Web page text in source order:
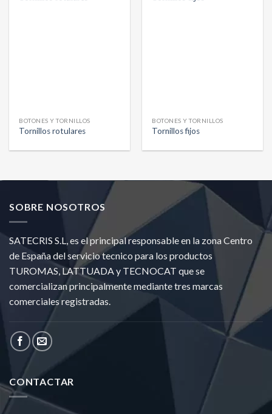
BOTONES Y TORNILLOS
Tornillos rotulares
BOTONES Y TORNILLOS
Tornillos fijos
SOBRE NOSOTROS
SATECRIS S.L, es el principal responsable en la zona Centro
de España del servicio tecnico para los productos
TUROMAS, LATTUADA y TECNOCAT que se
comercializan principalmente mediante tres marcas
comerciales registradas.
CONTACTAR